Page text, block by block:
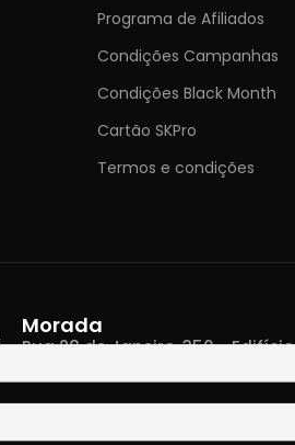
Programa de Afiliados
Condições Campanhas
Condições Black Month
Cartão SKPro
Termos e condições
Morada
Rua 28 de Janeiro, 350 - Edifício